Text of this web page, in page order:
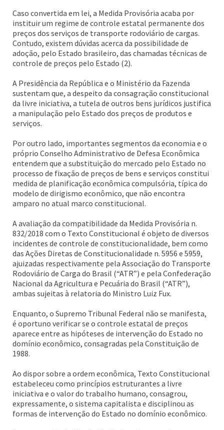
Caso convertida em lei, a Medida Provisória acaba por
instituir um regime de controle estatal permanente dos
preços dos serviços de transporte rodoviário de cargas.
Contudo, existem dúvidas acerca da possibilidade de
adoção, pelo Estado brasileiro, das chamadas técnicas de
controle de preços pelo Estado (2).
A Presidência da República e o Ministério da Fazenda
sustentam que, a despeito da consagração constitucional
da livre iniciativa, a tutela de outros bens jurídicos justifica
a manipulação pelo Estado dos preços de produtos e
serviços.
Por outro lado, importantes segmentos da economia e o
próprio Conselho Administrativo de Defesa Econômica
entendem que a substituição do mercado pelo Estado no
processo de fixação de preços de bens e serviços constitui
medida de planificação econômica compulsória, típica do
modelo de dirigismo econômico, que não encontra
amparo no atual marco constitucional.
A avaliação da compatibilidade da Medida Provisória n.
832/2018 com o Texto Constitucional é objeto de diversos
incidentes de controle de constitucionalidade, bem como
das Ações Diretas de Constitucionalidade n. 5956 e 5959,
ajuizadas respectivamente pela Associação do Transporte
Rodoviário de Carga do Brasil (“ATR”) e pela Confederação
Nacional da Agricultura e Pecuária do Brasil (“ATR”),
ambas sujeitas à relatoria do Ministro Luiz Fux.
Enquanto, o Supremo Tribunal Federal não se manifesta,
é oportuno verificar se o controle estatal de preços
aparece entre as hipóteses de intervenção do Estado no
domínio econômico, consagradas pela Constituição de
1988.
Ao dispor sobre a ordem econômica, Texto Constitucional
estabeleceu como princípios estruturantes a livre
iniciativa e o valor do trabalho humano, consagrou,
expressamente, o sistema capitalista e disciplinou as
formas de intervenção do Estado no domínio econômico.